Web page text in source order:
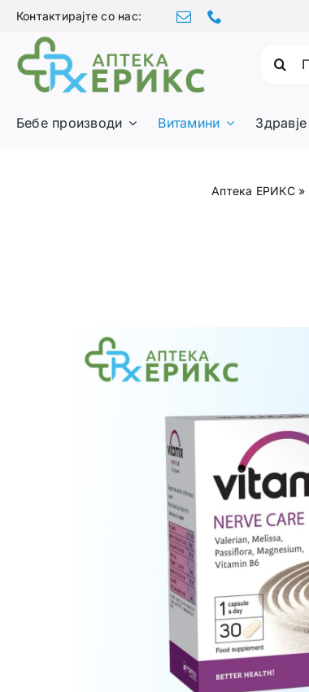
Skip
content
Контактирајте со нас:
Бебе производи Витамини Здравје
Аптека ЕРИКС»